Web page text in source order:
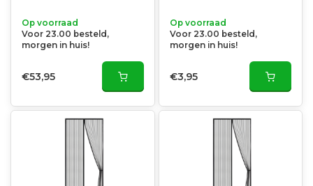
Op voorraad
Voor 23.00 besteld,
morgen in huis!
€53,95
Op voorraad
Voor 23.00 besteld,
morgen in huis!
€3,95